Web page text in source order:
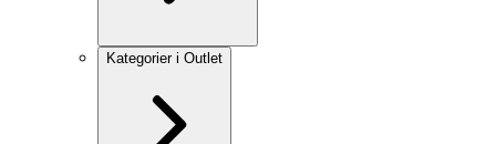
Kategorier i Outlet